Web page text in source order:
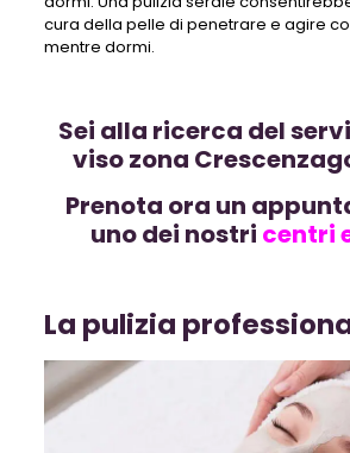
cura della pelle di penetrare e agire
mentre dormi.
Sei alla ricerca del
viso zona
Prenota ora un
uno dei nostri centri
La pulizia